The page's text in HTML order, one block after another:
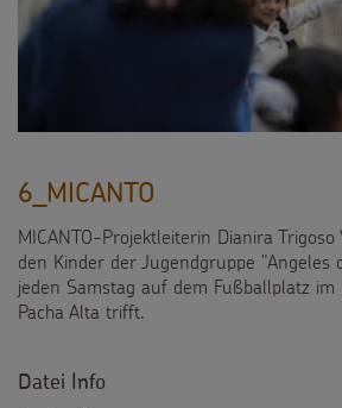
6_MICANTO
MICANTO-Projektleiterin Dianira
den Kinder der Jugendgruppe "Angeles
jeden Samstag auf dem Fußballplatz
Pacha Alta trifft.
Datei Info